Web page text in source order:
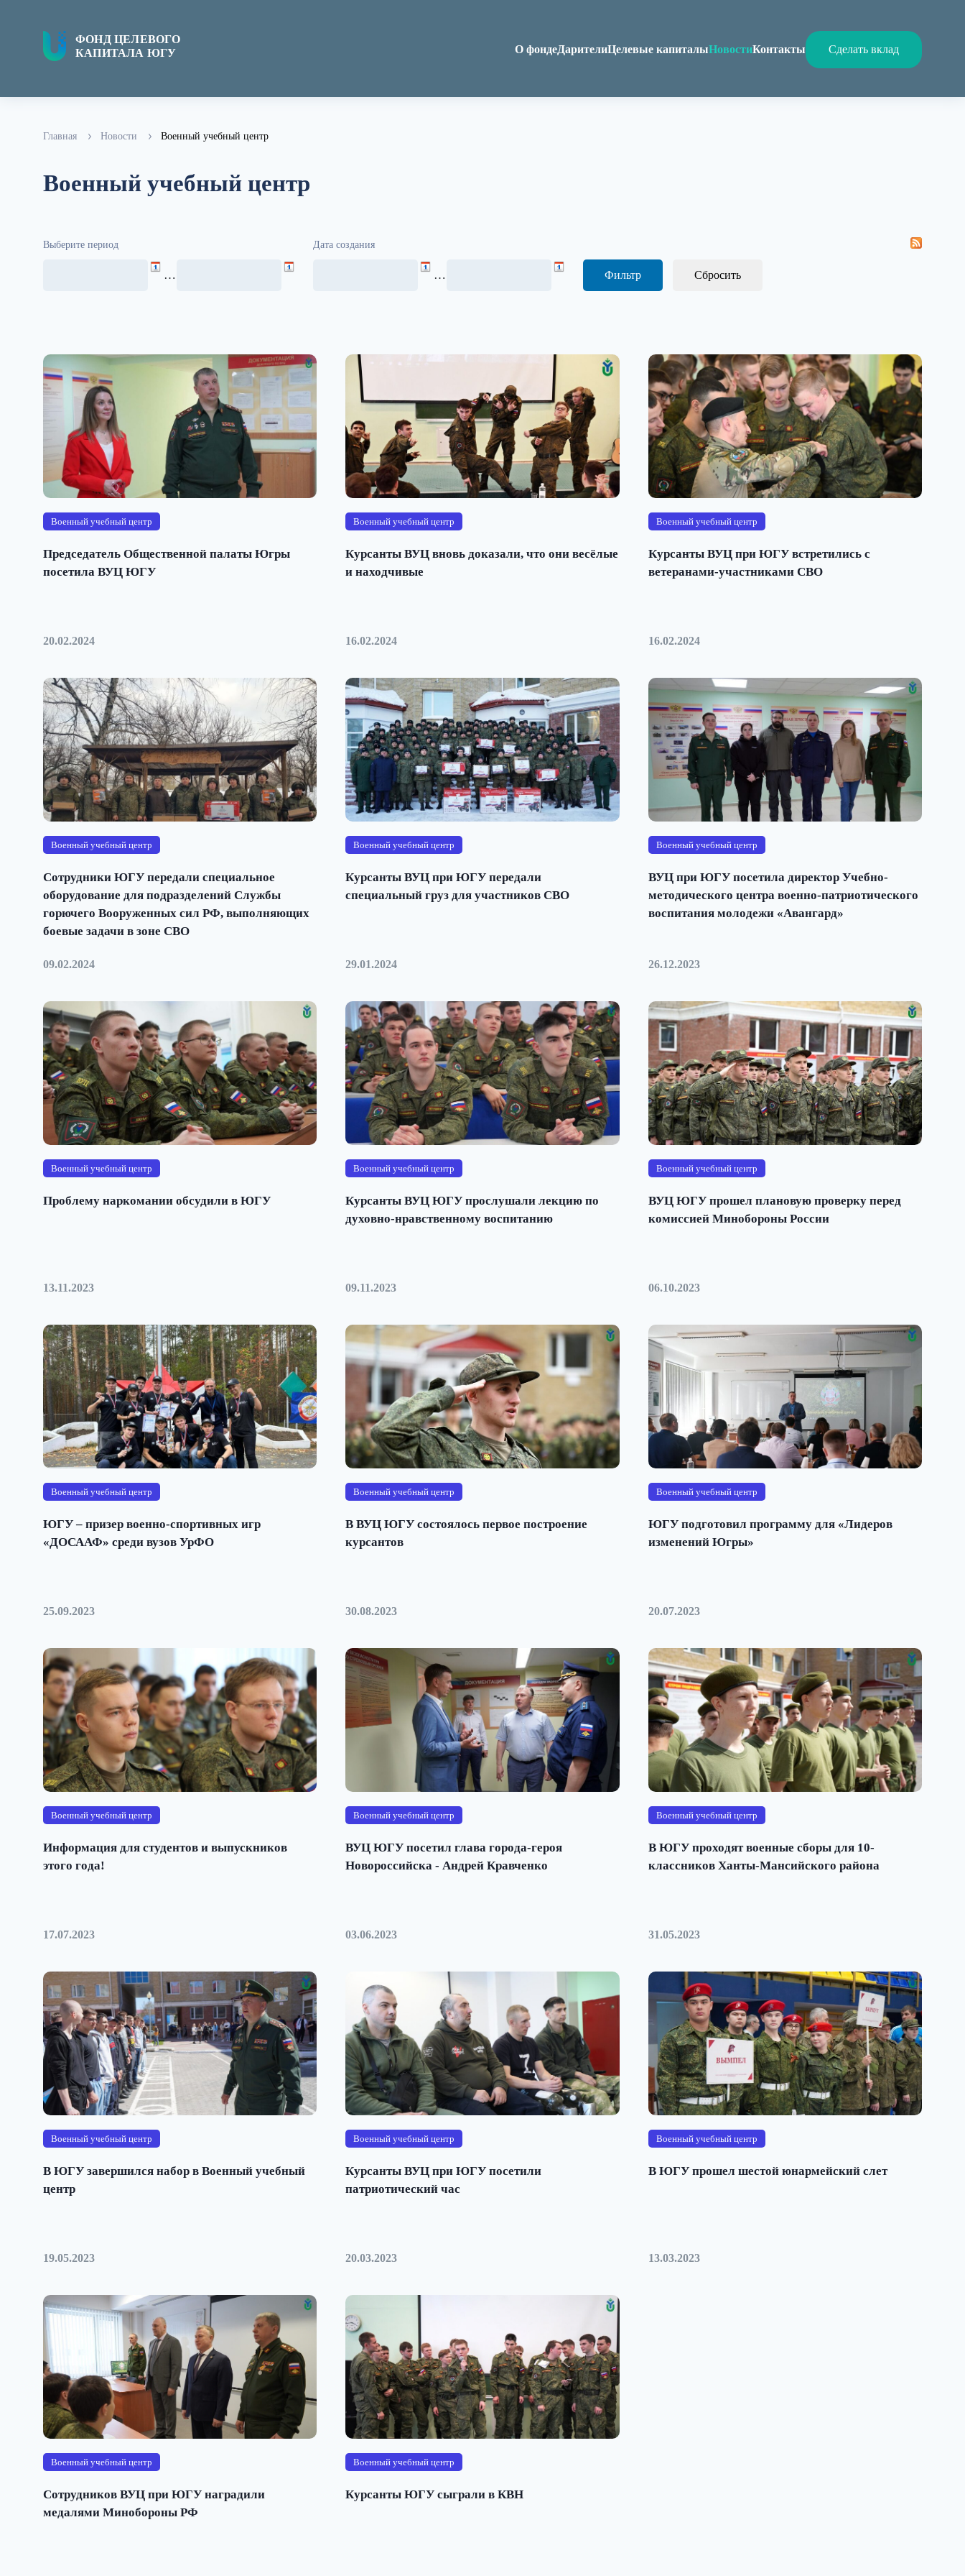
ФОНД ЦЕЛЕВОГО
КАПИТАЛА ЮГУ
О фондеДарителиЦелевые капиталыНовостиКонтакты Сделать вклад
Главная Новости Военный учебный центр
Военный учебный центр
Выберите период
…
Дата создания
…
Военный учебный центр
Председатель Общественной палаты Югры
посетила ВУЦ ЮГУ
20.02.2024
Военный учебный центр
Курсанты ВУЦ вновь доказали, что они весёлые
и находчивые
16.02.2024
Военный учебный центр
Курсанты ВУЦ при ЮГУ встретились с
ветеранами-участниками СВО
16.02.2024
Военный учебный центр
Сотрудники ЮГУ передали специальное
оборудование для подразделений Службы
горючего Вооруженных сил РФ, выполняющих
боевые задачи в зоне СВО
09.02.2024
Военный учебный центр
Курсанты ВУЦ при ЮГУ передали
специальный груз для участников СВО
29.01.2024
Военный учебный центр
ВУЦ при ЮГУ посетила директор Учебно-
методического центра военно-патриотического
воспитания молодежи «Авангард»
26.12.2023
Военный учебный центр
Проблему наркомании обсудили в ЮГУ
13.11.2023
Военный учебный центр
Курсанты ВУЦ ЮГУ прослушали лекцию по
духовно-нравственному воспитанию
09.11.2023
Военный учебный центр
ВУЦ ЮГУ прошел плановую проверку перед
комиссией Минобороны России
06.10.2023
Военный учебный центр
ЮГУ – призер военно-спортивных игр
«ДОСААФ» среди вузов УрФО
25.09.2023
Военный учебный центр
В ВУЦ ЮГУ состоялось первое построение
курсантов
30.08.2023
Военный учебный центр
ЮГУ подготовил программу для «Лидеров
изменений Югры»
20.07.2023
Военный учебный центр
Информация для студентов и выпускников
этого года!
17.07.2023
Военный учебный центр
ВУЦ ЮГУ посетил глава города-героя
Новороссийска - Андрей Кравченко
03.06.2023
Военный учебный центр
В ЮГУ проходят военные сборы для 10-
классников Ханты-Мансийского района
31.05.2023
Военный учебный центр
В ЮГУ завершился набор в Военный учебный
центр
19.05.2023
Военный учебный центр
Курсанты ВУЦ при ЮГУ посетили
патриотический час
20.03.2023
Военный учебный центр
В ЮГУ прошел шестой юнармейский слет
13.03.2023
Военный учебный центр
Сотрудников ВУЦ при ЮГУ наградили
медалями Минобороны РФ
Военный учебный центр
Курсанты ЮГУ сыграли в КВН